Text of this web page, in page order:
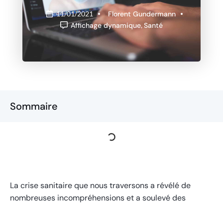
11/01/2021
Florent Gundermann
Affichage dynamique,Santé
Sommaire
La crise sanitaire que nous traversons a révélé de
nombreuses incompréhensions et a soulevé des